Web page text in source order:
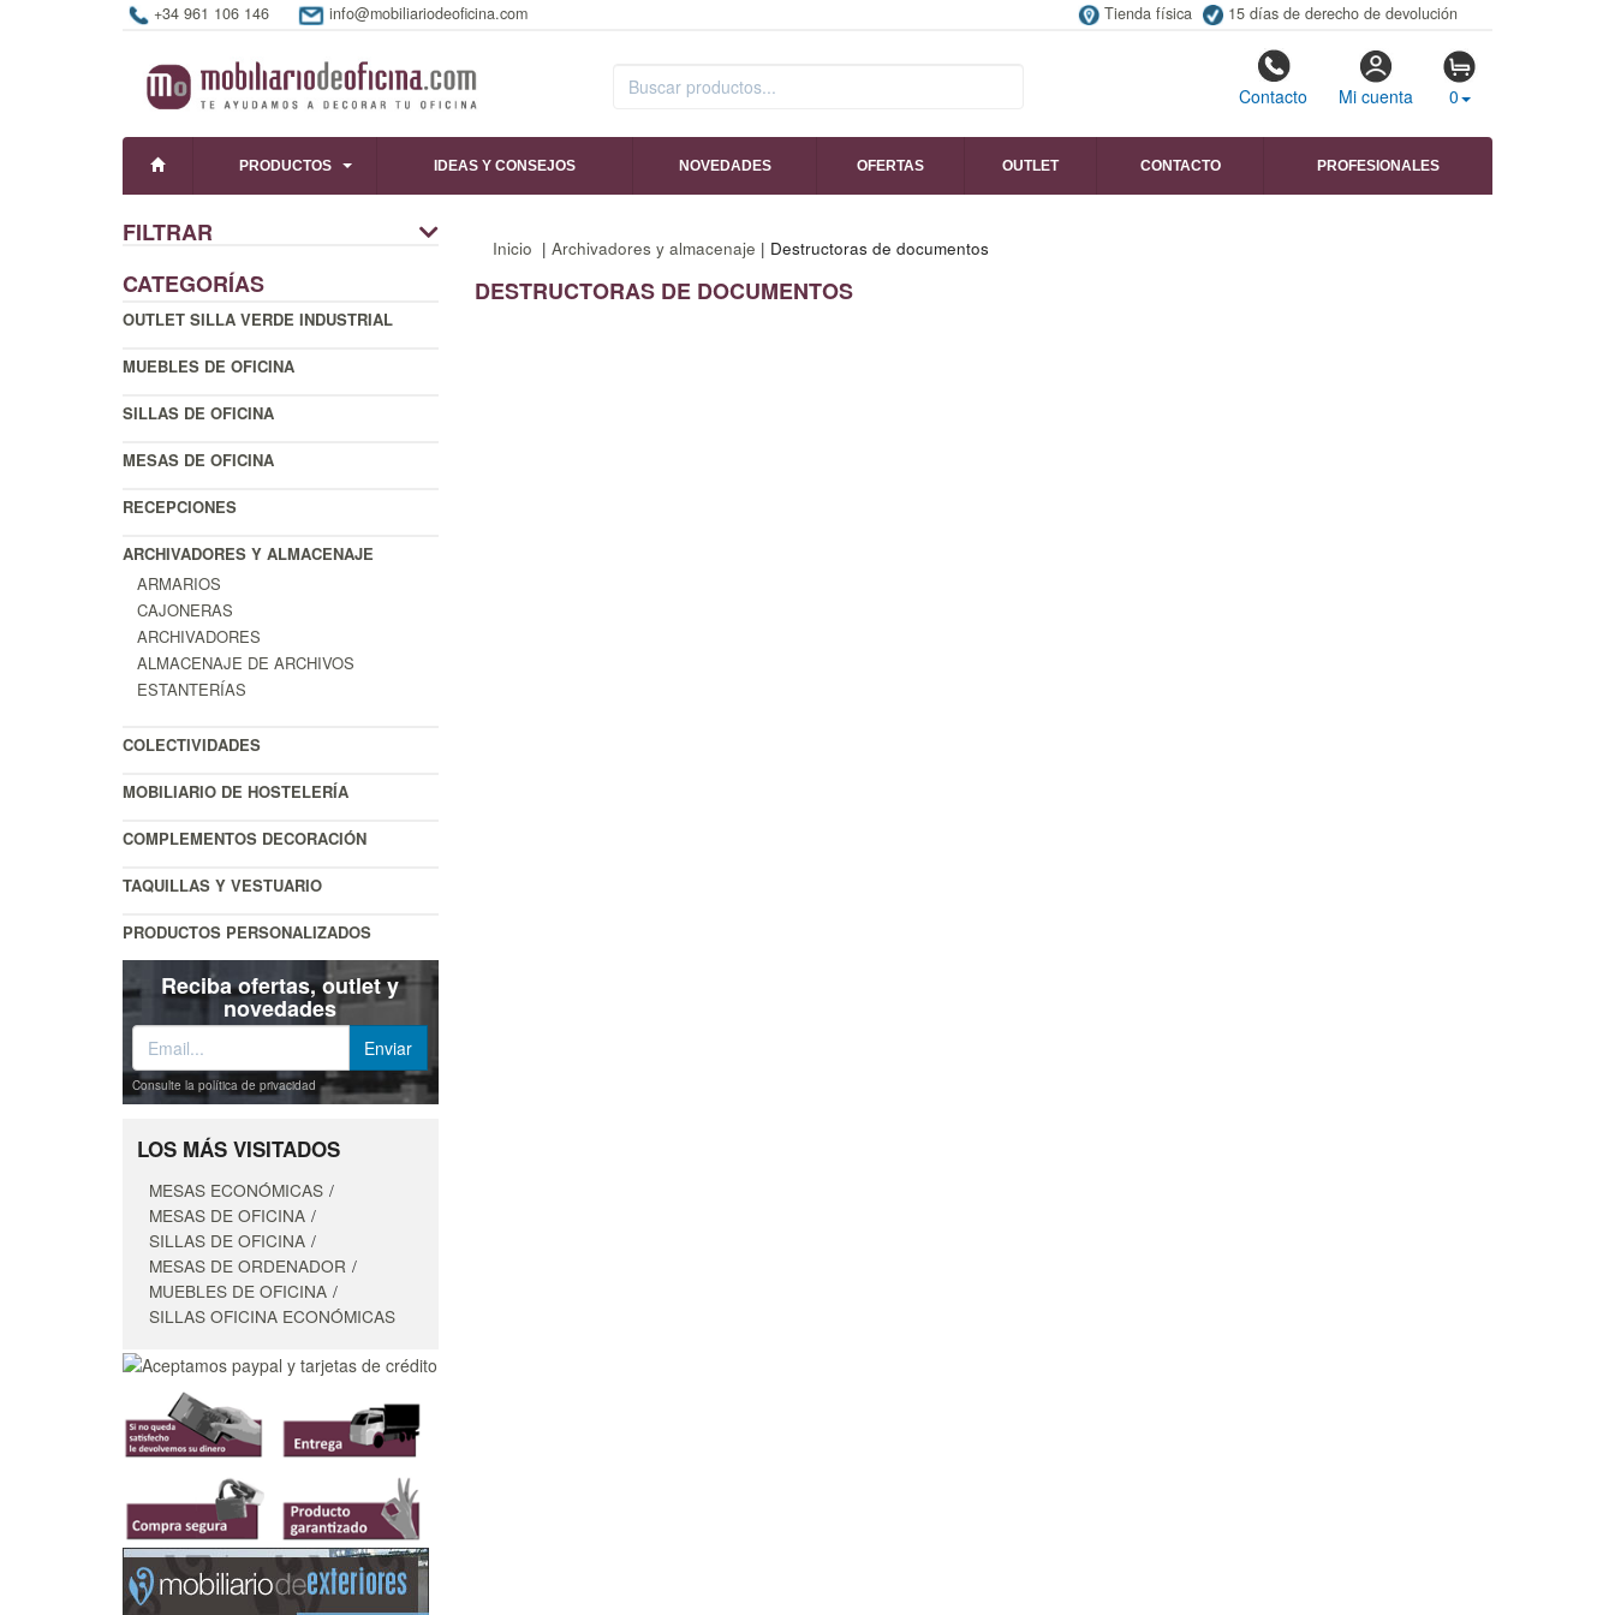
+34 961 106 146 info@mobiliariodeoficina.com Tienda física 15 días de derecho de devolución
Contacto Mi cuenta 0
PRODUCTOS IDEAS Y CONSEJOS NOVEDADES OFERTAS OUTLET CONTACTO PROFESIONALES
FILTRAR
CATEGORÍAS
OUTLET SILLA VERDE INDUSTRIAL
MUEBLES DE OFICINA
SILLAS DE OFICINA
MESAS DE OFICINA
RECEPCIONES
ARCHIVADORES Y ALMACENAJE
ARMARIOS
CAJONERAS
ARCHIVADORES
ALMACENAJE DE ARCHIVOS
ESTANTERÍAS
COLECTIVIDADES
MOBILIARIO DE HOSTELERÍA
COMPLEMENTOS DECORACIÓN
TAQUILLAS Y VESTUARIO
PRODUCTOS PERSONALIZADOS
Reciba ofertas, outlet y
novedades
Consulte la política de privacidad
LOS MÁS VISITADOS
MESAS ECONÓMICAS
MESAS DE OFICINA
SILLAS DE OFICINA
MESAS DE ORDENADOR
MUEBLES DE OFICINA
SILLAS OFICINA ECONÓMICAS
Inicio | Archivadores y almacenaje | Destructoras de documentos
DESTRUCTORAS DE DOCUMENTOS